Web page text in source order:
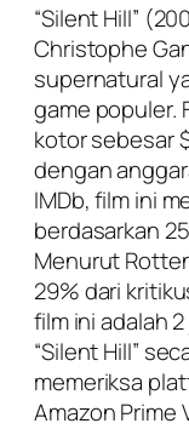
“Silent Hill”
Christophe
supernatural
game populer.
kotor sebesar
dengan
IMDb, film ini
berdasarkan
Menurut
29% dari
film ini adalah
“Silent Hill”
memeriksa
Amazon Prime